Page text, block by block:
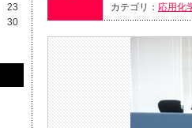
23
30
カテゴリ： 応用化